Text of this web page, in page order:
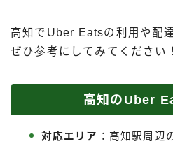
高知でUber Eatsの利用や配
ぜひ参考にしてみてください！
高知のUber
対応エリア ：高知駅周辺